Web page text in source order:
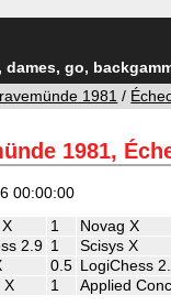
go,
1981 /
1981,
00:00:00
1 Novag X
2.9 1 Scisys X
0.5 LogiChess
X 1 Applied